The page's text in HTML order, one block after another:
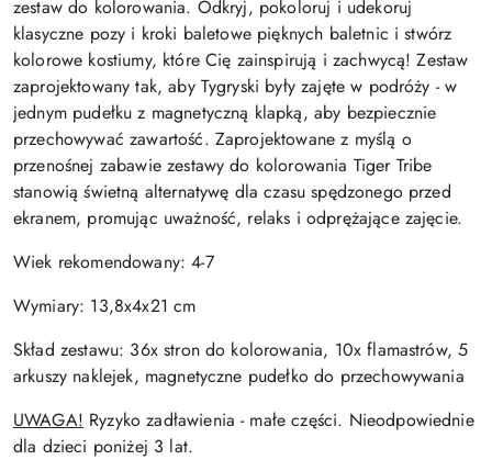
zestaw do kolorowania. Odkryj, pokoloruj i udekoruj
klasyczne pozy i kroki baletowe pięknych baletnic i stwórz
kolorowe kostiumy, które Cię zainspirują i zachwycą!Zestaw
zaprojektowany tak, aby Tygryski były zajęte w podróży - w
jednym pudełku z magnetyczną klapką, aby bezpiecznie
przechowywać zawartość. Zaprojektowane z myślą o
przenośnej zabawie zestawy do kolorowania Tiger Tribe
stanowią świetną alternatywę dla czasu spędzonego przed
ekranem, promując uważność, relaks i odprężające zajęcie.
Wiek rekomendowany: 4-7
Wymiary: 13,8x4x21 cm
Skład zestawu: 36x stron do kolorowania, 10x flamastrów, 5
arkuszy naklejek, magnetyczne pudełko do przechowywania
UWAGA! Ryzyko zadławienia - małe części. Nieodpowiednie
dla dzieci poniżej 3 lat.